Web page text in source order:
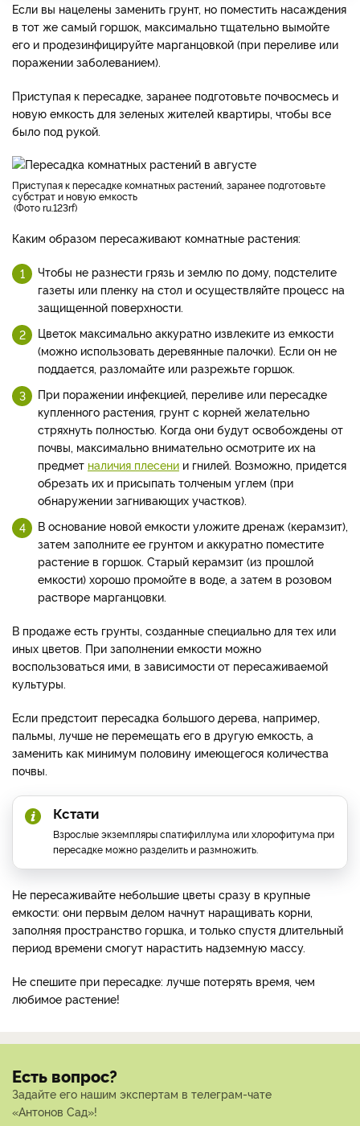
Если вы нацелены заменить грунт, но поместить насаждения
в тот же самый горшок, максимально тщательно вымойте
его и продезинфицируйте марганцовкой (при переливе или
поражении заболеванием).
Приступая к пересадке, заранее подготовьте почвосмесь и
новую емкость для зеленых жителей квартиры, чтобы все
было под рукой.
приступая к пересадке комнатных растений, заранее подготовьте
субстрат и новую емкость
Фото ru.123rf
Каким образом пересаживают комнатные растения:
Чтобы не разнести грязь и землю по дому, подстелите
газеты или пленку на стол и осуществляйте процесс на
защищенной поверхности.
Цветок максимально аккуратно извлеките из емкости
(можно использовать деревянные палочки). Если он не
поддается, разломайте или разрежьте горшок.
При поражении инфекцией, переливе или пересадке
купленного растения, грунт с корней желательно
стряхнуть полностью. Когда они будут освобождены от
почвы, максимально внимательно осмотрите их на
предмет наличия плесени и гнилей. Возможно, придется
обрезать их и присыпать толченым углем (при
обнаружении загнивающих участков).
В основание новой емкости уложите дренаж (керамзит),
затем заполните ее грунтом и аккуратно поместите
растение в горшок. Старый керамзит (из прошлой
емкости) хорошо промойте в воде, а затем в розовом
растворе марганцовки.
В продаже есть грунты, созданные специально для тех или
иных цветов. При заполнении емкости можно
воспользоваться ими, в зависимости от пересаживаемой
культуры.
Если предстоит пересадка большого дерева, например,
пальмы, лучше не перемещать его в другую емкость, а
заменить как минимум половину имеющегося количества
почвы.
Кстати
Взрослые экземпляры спатифиллума или хлорофитума при
пересадке можно разделить и размножить.
Не пересаживайте небольшие цветы сразу в крупные
емкости: они первым делом начнут наращивать корни,
заполняя пространство горшка, и только спустя длительный
период времени смогут нарастить надземную массу.
Не спешите при пересадке: лучше потерять время, чем
любимое растение!
Есть вопрос?
Задайте его нашим экспертам в телеграм-чате
«Антонов Сад»!